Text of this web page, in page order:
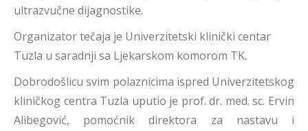
ultrazvučne dijagnostike.
Organizator tečaja je Univerzitetski klinički centar
Tuzla u saradnji sa Ljekarskom komorom TK.
Dobrodošlicu svim polaznicima ispred Univerzitetskog
kliničkog centra Tuzla uputio je prof. dr. med. sc. Ervin
Alibegović, pomoćnik direktora za nastavu i